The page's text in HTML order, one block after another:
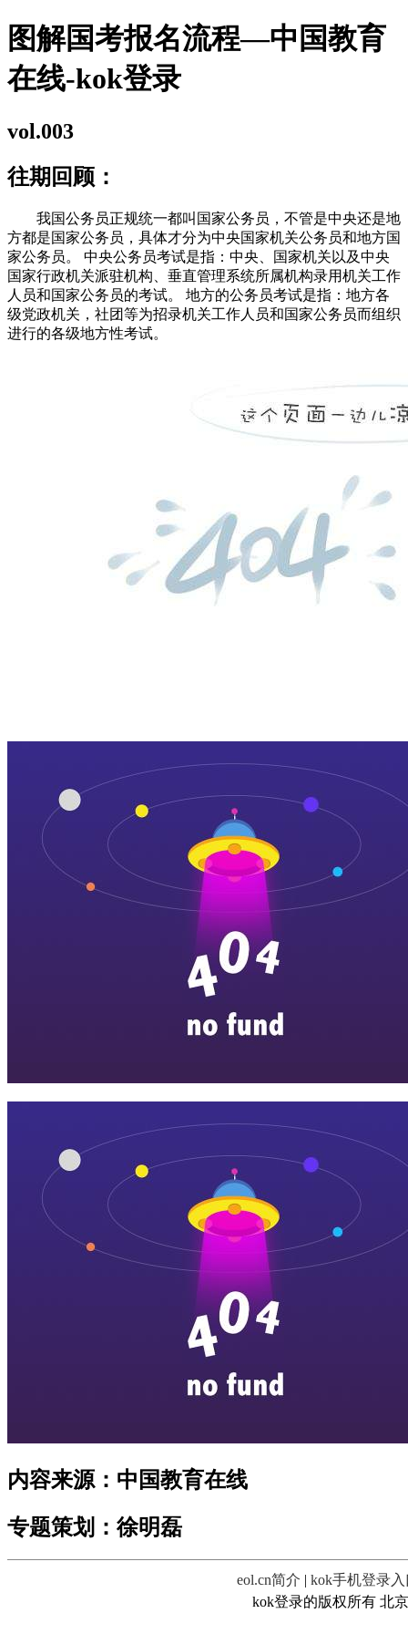
图解国考报名流程—中国教育
在线-kok登录
vol.003
往期回顾：
我国公务员正规统一都叫国家公务员，不管是中央还是地
方都是国家公务员，具体才分为中央国家机关公务员和地方国
家公务员。 中央公务员考试是指：中央、国家机关以及中央
国家行政机关派驻机构、垂直管理系统所属机构录用机关工作
人员和国家公务员的考试。 地方的公务员考试是指：地方各
级党政机关，社团等为招录机关工作人员和国家公务员而组织
进行的各级地方性考试。
内容来源：中国教育在线
专题策划：徐明磊
eol.cn简介 | kok手机登录
kok登录的版权所有 北